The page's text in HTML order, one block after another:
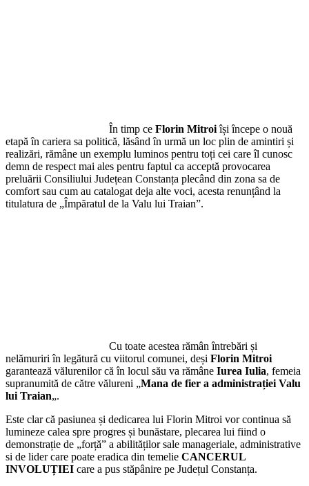
În timp ce Florin Mitroiîși începe o nouă
etapă în cariera sa politică, lăsând în urmă un loc plin de amintiri și
realizări, rămâne un exemplu luminos pentru toți cei care îl cunosc
demn de respect mai ales pentru faptul ca acceptă provocarea
preluării Consiliului Județean Constanța plecând din zona sa de
comfort sau cum au catalogat deja alte voci, acesta renunțând la
titulatura de „Împăratul de la Valu lui Traian”.
Cu toate acestea rămân întrebări și
nelămuriri în legătură cu viitorul comunei, deși Florin Mitroi
garantează vălurenilor că în locul său va rămâne Iurea Iulia, femeia
supranumită de către vălureni „Mana de fier a administrației Valu
lui Traian„.
Este clar că pasiunea și dedicarea lui Florin Mitroi vor continua să
lumineze calea spre progres și bunăstare, plecarea lui fiind o
demonstrație de „forță” a abilităților sale manageriale, administrative
si de lider care poate eradica din temelie CANCERUL
INVOLUȚIEI care a pus stăpânire pe Județul Constanța.